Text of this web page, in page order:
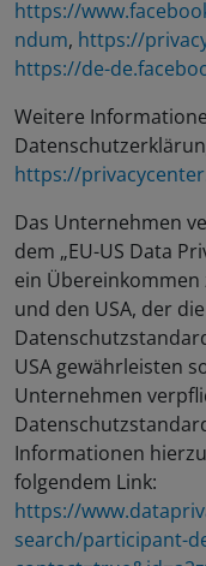
https://
ndum, https://
https://de-
Weitere
https://
Das Unternehmen
dem „EU-US Data
ein
und den USA, der
USA gewährleisten
Unternehmen
Informationen
folgendem Link:
https://
search/participant-